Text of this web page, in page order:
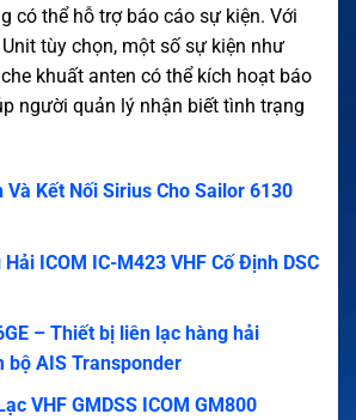
có thể hỗ trợ báo cáo sự kiện. Với
tùy chọn, một số sự kiện như
khuất anten có thể kích hoạt báo
người quản lý nhận biết tình trạng
Và Kết Nối Sirius Cho Sailor 6130
ICOM IC-M423 VHF Cố Định DSC
– Thiết bị liên lạc hàng hải
bộ AIS Transponder
VHF GMDSS ICOM GM800